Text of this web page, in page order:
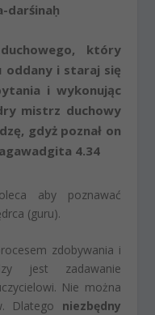
darśinaḥ
który
oddany i staraj się
i wykonując
mistrz duchowy
gdyż poznał on
4.34
aby poznawać
(guru).
zdobywania i
jest zadawanie
Nie można
Dlatego niezbędny